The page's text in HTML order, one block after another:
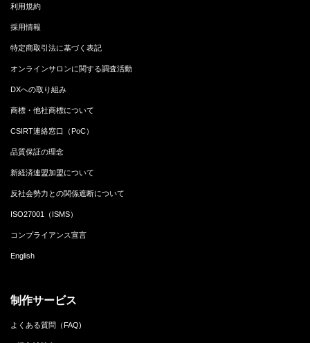
利用規約
採用情報
特定商取引法に基づく表記
オンラインサロンに関する調査活動
DXへの取り組み
商標・他社商標について
CSIRT連絡窓口（PoC）
品質保証の理念
新経済連盟加盟について
反社会勢力との関係遮断について
ISO27001（ISMS）
コンプライアンス宣言
English
制作サービス
よくある質問（FAQ)